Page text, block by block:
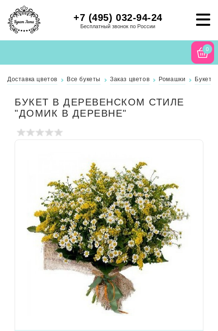
+7 (495) 032-94-24
Бесплатный звонок по России
0
Доставка цветов Все букеты Заказ цветов Ромашки Букет
БУКЕТ В ДЕРЕВЕНСКОМ СТИЛЕ
"ДОМИК В ДЕРЕВНЕ"